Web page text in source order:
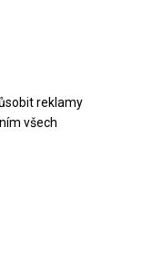
reklamy
všech